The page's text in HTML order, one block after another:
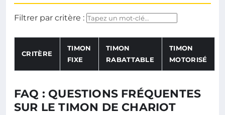
Filtrer par critère :
CRITÈRE
TIMON
FIXE
TIMON
RABATTABLE
TIMON
MOTORISÉ
FAQ : QUESTIONS FRÉQUENTES
SUR LE TIMON DE CHARIOT